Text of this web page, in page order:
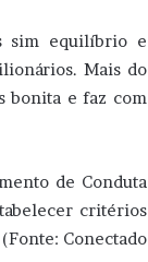
sim equilíbrio e
Mais do
bonita e faz com
de Conduta
critérios
Conectado